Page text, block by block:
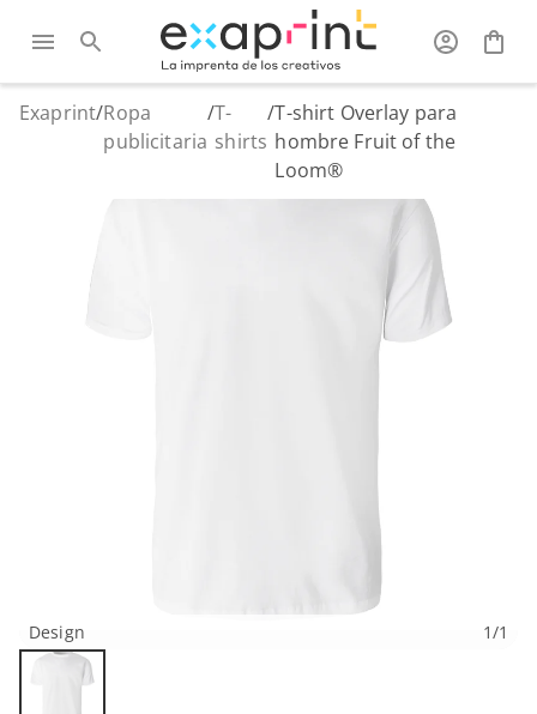
Exaprint/Ropa
publicitaria
/T-
shirts
/T-shirt Overlay para
hombre Fruit of the
Loom®
Design 1/1